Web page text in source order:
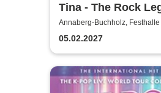
Tina - The Rock
Annaberg-Buchholz,
Buchholz
05.02.2027